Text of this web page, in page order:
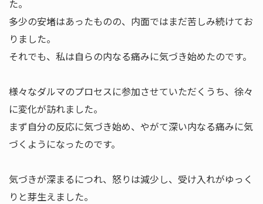
た。
多少の安堵はあったものの、内面ではまだ苦しみ続けてお
りました。
それでも、私は自らの内なる痛みに気づき始めたのです。
様々なダルマのプロセスに参加させていただくうち、徐々
に変化が訪れました。
まず自分の反応に気づき始め、やがて深い内なる痛みに気
づくようになったのです。
気づきが深まるにつれ、怒りは減少し、受け入れがゆっく
りと芽生えました。